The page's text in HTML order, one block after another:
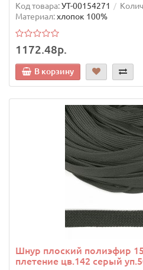
Код товара:УТ-00154271
Материал:хлопок 100%
1172.48р.
В корзину
Шнур плоский полиэфир
плетение цв.142 серый